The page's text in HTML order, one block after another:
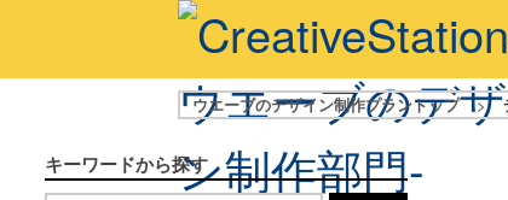
ウエーブのデザイン制作プラントップ >
キーワードから探す